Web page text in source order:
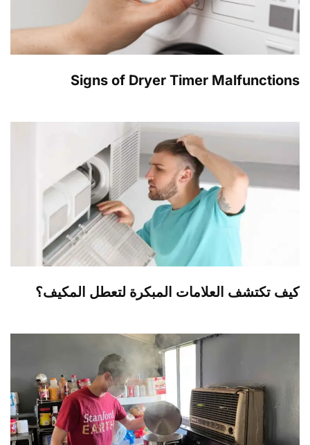
Signs of Dryer Timer Malfunctions
كيف تكتشف العلامات المبكرة لتعطل المكيف؟